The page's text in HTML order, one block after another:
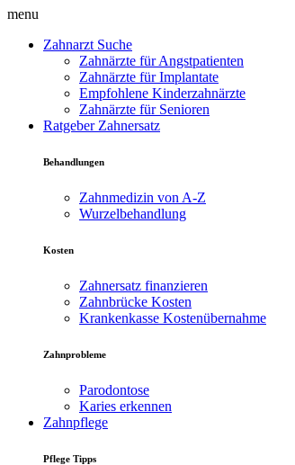
menu
Zahnarzt Suche
Zahnärzte für Angstpatienten
Zahnärzte für Implantate
Empfohlene Kinderzahnärzte
Zahnärzte für Senioren
Ratgeber Zahnersatz
Behandlungen
Zahnmedizin von A-Z
Wurzelbehandlung
Kosten
Zahnersatz finanzieren
Zahnbrücke Kosten
Krankenkasse Kostenübernahme
Zahnprobleme
Parodontose
Karies erkennen
Zahnpflege
Pflege Tipps